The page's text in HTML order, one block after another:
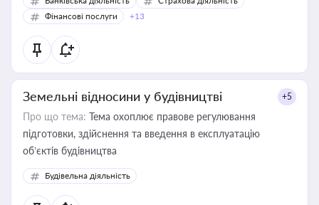
Фінансові послуги
+13
Земельні відносини у будівництві +5
Про що тема: Тема охоплює правове регулювання
підготовки, здійснення та введення в експлуатацію
об’єктів будівництва
Будівельна діяльність